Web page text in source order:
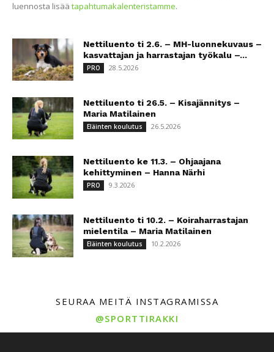
luennosta lisää tapahtumakalenteristamme.
Nettiluento ti 2.6. – MH-luonnekuvaus –
kasvattajan ja harrastajan työkalu –...
PRO 28.5.2026
Nettiluento ti 26.5. – Kisajännitys –
Maria Matilainen
Eläinten koulutus 26.5.2026
Nettiluento ke 11.3. – Ohjaajana
kehittyminen – Hanna Närhi
PRO 9.3.2026
Nettiluento ti 10.2. – Koiraharrastajan
mielentila – Maria Matilainen
Eläinten koulutus 10.2.2026
SEURAA MEITÄ INSTAGRAMISSA
@SPORTTIRAKKI